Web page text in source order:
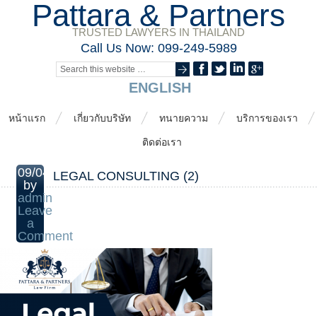
Pattara & Partners
TRUSTED LAWYERS IN THAILAND
Call Us Now: 099-249-5989
ENGLISH
หน้าแรก เกี่ยวกับบริษัท ทนายความ บริการของเรา
ติดต่อเรา
09/04/2025
by
admin
Leave
a
Comment
LEGAL CONSULTING (2)